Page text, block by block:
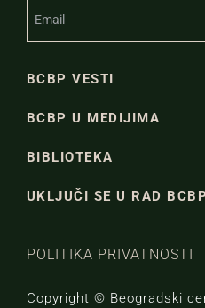
BCBP VESTI
BCBP U MEDIJIMA
BIBLIOTEKA
UKLJUČI SE U RAD BCBP
POLITIKA PRIVATNOSTI
Copyright © Beogradski